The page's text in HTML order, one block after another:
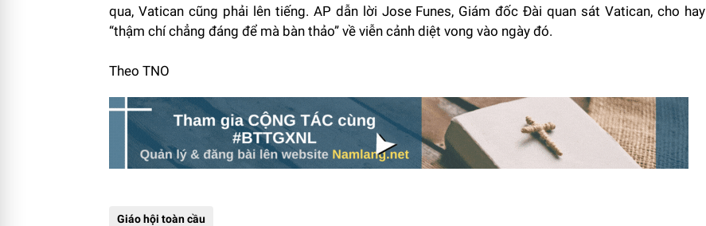
qua, Vatican cũng phải lên tiếng. AP dẫn lời Jose Funes, Giám đốc Đài quan sát Vatican, cho hay
“thậm chí chẳng đáng để mà bàn thảo” về viễn cảnh diệt vong vào ngày đó.
Theo TNO
Giáo hội toàn cầu